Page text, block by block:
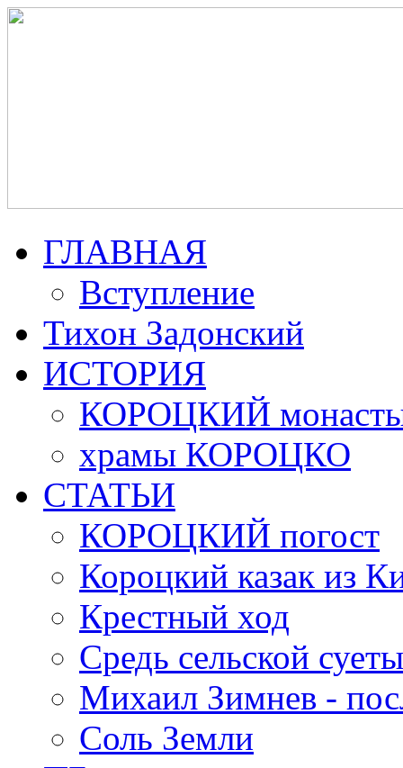
ГЛАВНАЯ
Вступление
Тихон Задонский
ИСТОРИЯ
КОРОЦКИЙ
храмы КОРОЦКО
СТАТЬИ
КОРОЦКИЙ погост
Короцкий казак из
Крестный ход
Средь сельской суеты
Михаил Зимнев -
Соль Земли